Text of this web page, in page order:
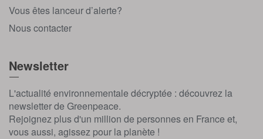
Vous êtes lanceur d’alerte?
Nous contacter
Newsletter
L'actualité environnementale décryptée : découvrez la
newsletter de Greenpeace.
Rejoignez plus d'un million de personnes en France et,
vous aussi, agissez pour la planète !